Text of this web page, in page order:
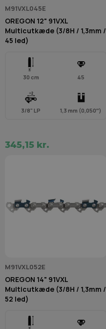
M91VXL045E
OREGON 12" 91VXL
Multicutkæde (3/8H / 1,3mm /
45 led)
30 cm 45
3/8" LP 1,3 mm (0,050″)
345,15 kr.
M91VXL052E
OREGON 14" 91VXL
Multicutkæde (3/8H / 1,3mm /
52 led)